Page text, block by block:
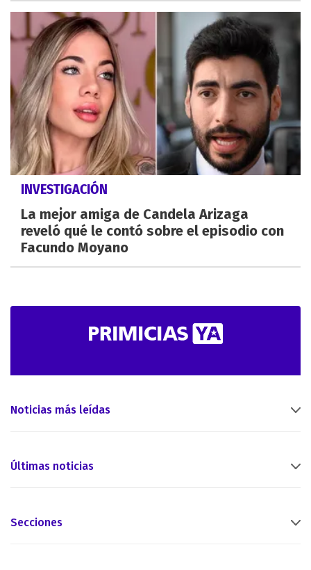
INVESTIGACIÓN
La mejor amiga de Candela Arizaga
reveló qué le contó sobre el episodio con
Facundo Moyano
Noticias más leídas
Últimas noticias
Secciones